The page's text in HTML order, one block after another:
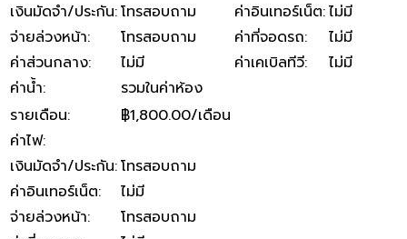
เงินมัดจำ/ประกัน:โทรสอบถาม ค่าอินเทอร์เน็ต:ไม่มี
จ่ายล่วงหน้า: โทรสอบถาม ค่าที่จอดรถ:
ไม่มี
ค่าส่วนกลาง: ไม่มี ค่าเคเบิลทีวี:
ไม่มี
ค่าน้ำ:
รวมในค่าห้อง
รายเดือน:
฿1,800.00/เดือน
ค่าไฟ:
เงินมัดจำ/ประกัน:โทรสอบถาม
ค่าอินเทอร์เน็ต:
ไม่มี
จ่ายล่วงหน้า:
โทรสอบถาม